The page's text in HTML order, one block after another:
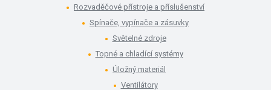
Rozvaděčové přístroje a příslušenství
Spínače, vypínače a zásuvky
Světelné zdroje
Topné a chladící systémy
Úložný materiál
Ventilátory